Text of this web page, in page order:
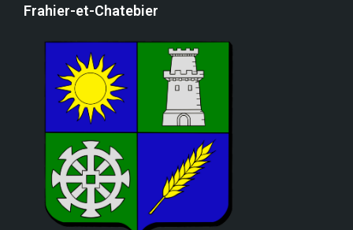
Frahier-et-Chatebier